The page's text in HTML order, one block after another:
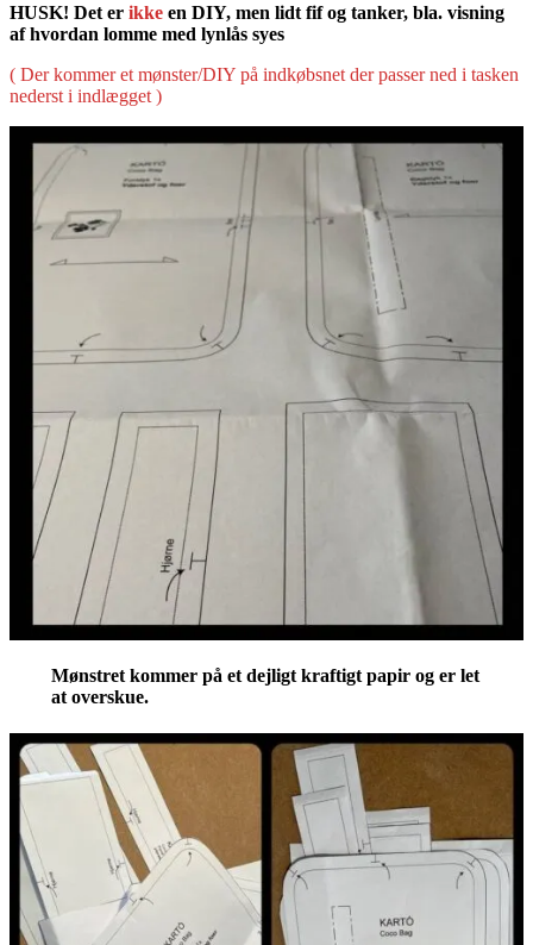
HUSK! Det er ikke en DIY, men lidt fif og tanker, bla. visning
af hvordan lomme med lynlås syes
( Der kommer et mønster/DIY på indkøbsnet der passer ned i tasken
nederst i indlægget )
Mønstret kommer på et dejligt kraftigt papir og er let
at overskue.